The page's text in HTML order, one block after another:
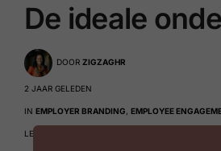
De ideale
DOOR ZIGZAGHR
2 JAAR GELEDEN
IN EMPLOYER BRANDING, EMPLOYEE
LEESTIJD: 1 MIN READ